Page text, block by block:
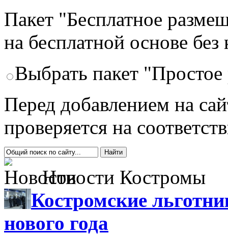
Пакет "Бесплатное
на бесплатной основе
Выбрать пакет
Перед добавлением на
проверяется на
Новости Костромы
Костромские
нового года